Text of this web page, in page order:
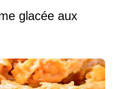
glacée aux